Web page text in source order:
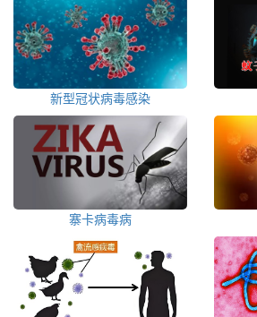
新型冠状病毒感染
寨卡病毒病